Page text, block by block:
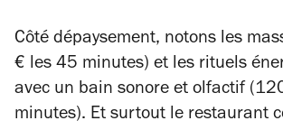
Côté dépaysement, notons les
€ les 45 minutes) et les rituels
avec un bain sonore et olfactif
minutes). Et surtout le restaurant